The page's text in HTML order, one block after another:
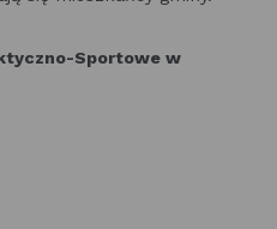
Sportowe w